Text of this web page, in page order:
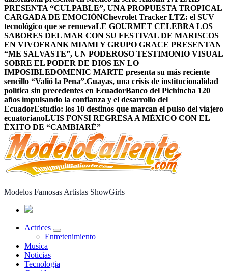
PRESENTA “CULPABLE”, UNA PROPUESTA TROPICAL
CARGADA DE EMOCIÓNChevrolet Tracker LTZ: el SUV
tecnológico que se renuevaLE GOURMET CELEBRA LOS
SABORES DEL MAR CON SU FESTIVAL DE MARISCOS
EN VIVOFRANK MIAMI Y GRUPO GRACE PRESENTAN
“ME SALVASTE”, UN PODEROSO TESTIMONIO VISUAL
SOBRE EL PODER DE DIOS EN LO
IMPOSIBLEDOMENIC MARTE presenta su más reciente
sencillo “Valió la Pena”.Guayas, una crisis de institucionalidad
política sin precedentes en EcuadorBanco del Pichincha 120
años impulsando la confianza y el desarrollo del
EcuadorEstudio: los 10 destinos que marcan el pulso del viajero
ecuatorianoLUIS FONSI REGRESA A MÉXICO CON EL
ÉXITO DE “CAMBIARÉ”
Modelos Famosas Artistas ShowGirls
Actrices
Entretenimiento
Musica
Noticias
Tecnologia